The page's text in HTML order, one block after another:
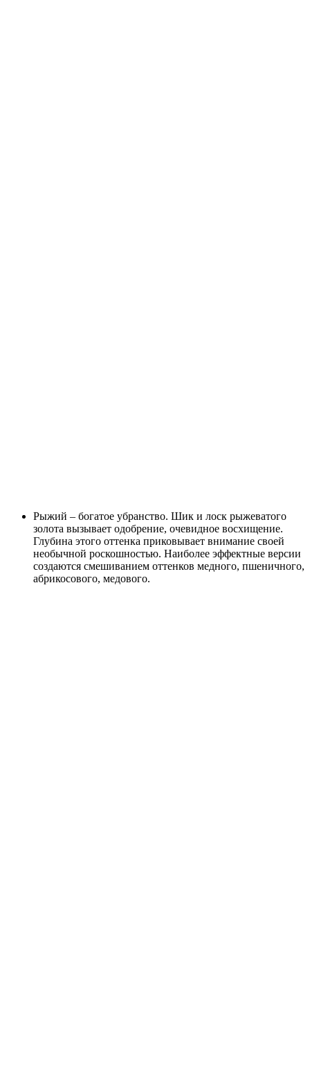
Рыжий – богатое убранство. Шик и лоск рыжеватого
золота вызывает одобрение, очевидное восхищение.
Глубина этого оттенка приковывает внимание своей
необычной роскошностью. Наиболее эффектные версии
создаются смешиванием оттенков медного, пшеничного,
абрикосового, медового.